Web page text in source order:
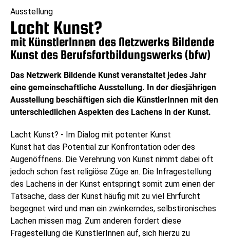
Ausstellung
Lacht Kunst?
mit KünstlerInnen des Netzwerks Bildende
Kunst des Berufsfortbildungswerks (bfw)
Das Netzwerk Bildende Kunst veranstaltet jedes Jahr
eine gemeinschaftliche Ausstellung. In der diesjährigen
Ausstellung beschäftigen sich die KünstlerInnen mit den
unterschiedlichen Aspekten des Lachens in der Kunst.
Lacht Kunst? - Im Dialog mit potenter Kunst
Kunst hat das Potential zur Konfrontation oder des
Augenöffnens. Die Verehrung von Kunst nimmt dabei oft
jedoch schon fast religiöse Züge an. Die Infragestellung
des Lachens in der Kunst entspringt somit zum einen der
Tatsache, dass der Kunst häufig mit zu viel Ehrfurcht
begegnet wird und man ein zwinkerndes, selbstironisches
Lachen missen mag. Zum anderen fordert diese
Fragestellung die KünstlerInnen auf, sich hierzu zu